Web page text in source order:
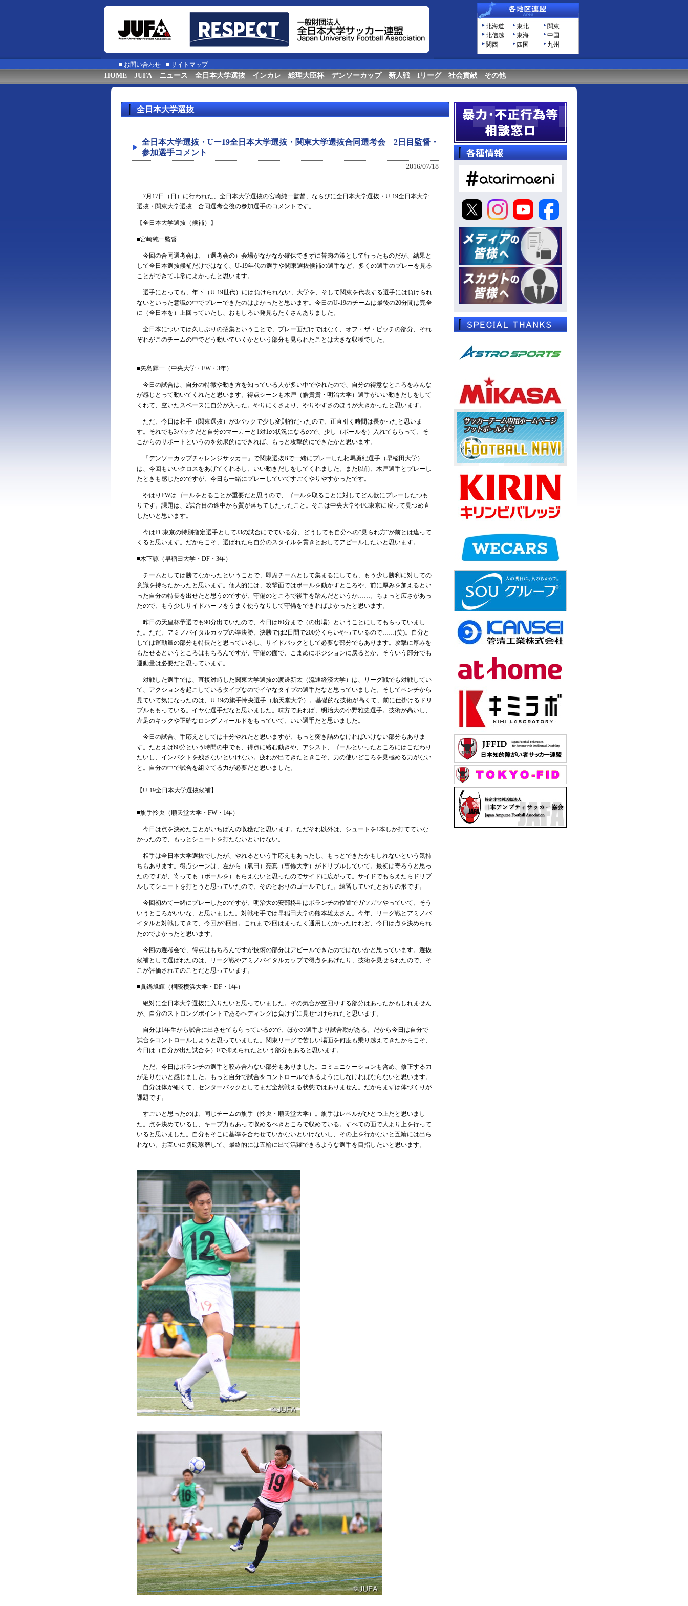
北海道 東北
関東
北信越
東海
中国
関西
四国 九州
■ お問い合わせ ■ サイトマップ
HOME JUFA ニュース 全日本大学選抜 インカレ 総理大臣杯 デンソーカップ 新人戦 Iリーグ 社会貢献 その他
全日本大学選抜
全日本大学選抜・Uー19全日本大学選抜・関東大学選抜合同選考会 2日目監督・
参加選手コメント
2016/07/18
7月17日（日）に行われた、全日本大学選抜の宮崎純一監督、ならびに全日本大学選抜・U-19全日本大学
選抜・関東大学選抜 合同選考会後の参加選手のコメントです。
【全日本大学選抜（候補）】
■宮崎純一監督
今回の合同選考会は、（選考会の）会場がなかなか確保できずに苦肉の策として行ったものだが、結果と
して全日本選抜候補だけではなく、U-19年代の選手や関東選抜候補の選手など、多くの選手のプレーを見る
ことができて非常によかったと思います。
選手にとっても、年下（U-19世代）には負けられない、大学を、そして関東を代表する選手には負けられ
ないといった意識の中でプレーできたのはよかったと思います。今日のU-19のチームは最後の20分間は完全
に（全日本を）上回っていたし、おもしろい発見もたくさんありました。
全日本については久しぶりの招集ということで、プレー面だけではなく、オフ・ザ・ピッチの部分、それ
ぞれがこのチームの中でどう動いていくかという部分も見られたことは大きな収穫でした。
■矢島輝一（中央大学・FW・3年）
今日の試合は、自分の特徴や動き方を知っている人が多い中でやれたので、自分の得意なところをみんな
が感じとって動いてくれたと思います。得点シーンも木戸（皓貴貴・明治大学）選手がいい動きだしをして
くれて、空いたスペースに自分が入った。やりにくさより、やりやすさのほうが大きかったと思います。
ただ、今日は相手（関東選抜）が3バックで少し変則的だったので、正直引く時間は長かったと思いま
す。それでも3バックだと自分のマーカーと1対1の状況になるので、少し（ボールを）入れてもらって、そ
こからのサポートというのを効果的にできれば、もっと攻撃的にできたかと思います。
『デンソーカップチャレンジサッカー』で関東選抜Bで一緒にプレーした相馬勇紀選手（早稲田大学）
は、今回もいいクロスをあげてくれるし、いい動きだしをしてくれました。また以前、木戸選手とプレーし
たときも感じたのですが、今日も一緒にプレーしていてすごくやりやすかったです。
やはりFWはゴールをとることが重要だと思うので、ゴールを取ることに対してどん欲にプレーしたつも
りです。課題は、2試合目の途中から質が落ちてしたったこと。そこは中央大学やFC東京に戻って見つめ直
したいと思います。
今はFC東京の特別指定選手としてJ3の試合にでている分、どうしても自分への“見られ方”が前とは違って
くると思います。だからこそ、選ばれたら自分のスタイルを貫きとおしてアピールしたいと思います。
■木下諒（早稲田大学・DF・3年）
チームとしては勝てなかったということで、即席チームとして集まるにしても、もう少し勝利に対しての
意識を持ちたかったと思います。個人的には、攻撃面ではボールを動かすところや、前に厚みを加えるとい
った自分の特長を出せたと思うのですが、守備のところで後手を踏んだというか……。ちょっと広さがあっ
たので、もう少しサイドハーフをうまく使うなりして守備をできればよかったと思います。
昨日の天皇杯予選でも90分出ていたので、今日は60分まで（の出場）ということにしてもらっていまし
た。ただ、アミノバイタルカップの準決勝、決勝では2日間で200分くらいやっているので……(笑)。自分と
しては運動量の部分も特長だと思っているし、サイドバックとして必要な部分でもあります。攻撃に厚みを
もたせるというところはもちろんですが、守備の面で、こまめにポジションに戻るとか、そういう部分でも
運動量は必要だと思っています。
対戦した選手では、直接対峙した関東大学選抜の渡邊新太（流通経済大学）は、リーグ戦でも対戦してい
て、アクションを起こしているタイプなのでイヤなタイプの選手だなと思っていました。そしてベンチから
見ていて気になったのは、U-19の旗手怜央選手（順天堂大学）。基礎的な技術が高くて、前に仕掛けるドリ
ブルももっている。イヤな選手だなと思いました。味方であれば、明治大の小野雅史選手。技術が高いし、
左足のキックや正確なロングフィールドをもっていて、いい選手だと思いました。
今日の試合、手応えとしては十分やれたと思いますが、もっと突き詰めなければいけない部分もありま
す。たとえば60分という時間の中でも、得点に絡む動きや、アシスト、ゴールといったところにはこだわり
たいし、インパクトを残さないといけない。疲れが出てきたときこそ、力の使いどころを見極める力がない
と。自分の中で試合を組立てる力が必要だと思いました。
【U-19全日本大学選抜候補】
■旗手怜央（順天堂大学・FW・1年）
今日は点を決めたことがいちばんの収穫だと思います。ただそれ以外は、シュートを1本しか打てていな
かったので、もっとシュートを打たないといけない。
相手は全日本大学選抜でしたが、やれるという手応えもあったし、もっとできたかもしれないという気持
ちもあります。得点シーンは、左から（氣田）亮真（専修大学）がドリブルしていて。最初は寄ろうと思っ
たのですが、寄っても（ボールを）もらえないと思ったのでサイドに広がって。サイドでもらえたらドリブ
ルしてシュートを打とうと思っていたので、そのとおりのゴールでした。練習していたとおりの形です。
今回初めて一緒にプレーしたのですが、明治大の安部柊斗はボランチの位置でガツガツやっていて、そう
いうところがいいな、と思いました。対戦相手では早稲田大学の熊本雄太さん。今年、リーグ戦とアミノバ
イタルと対戦してきて、今回が3回目。これまで2回はまったく通用しなかったけれど、今日は点を決められ
たのでよかったと思います。
今回の選考会で、得点はもちろんですが技術の部分はアピールできたのではないかと思っています。選抜
候補として選ばれたのは、リーグ戦やアミノバイタルカップで得点をあげたり、技術を見せられたので、そ
こが評価されてのことだと思っています。
■眞鍋旭輝（桐蔭横浜大学・DF・1年）
絶対に全日本大学選抜に入りたいと思っていました。その気合が空回りする部分はあったかもしれません
が、自分のストロングポイントであるヘディングは負けずに見せつけられたと思います。
自分は1年生から試合に出させてもらっているので、ほかの選手より試合勘がある。だから今日は自分で
試合をコントロールしようと思っていました。関東リーグで苦しい場面を何度も乗り越えてきたからこそ、
今日は（自分が出た試合を）0で抑えられたという部分もあると思います。
ただ、今日はボランチの選手と咬み合わない部分もありました。コミュニケーションも含め、修正する力
が足りないと感じました。もっと自分で試合をコントロールできるようにしなければならないと思います。
自分は体が細くて、センターバックとしてまだ全然戦える状態ではありません。だからまずは体づくりが
課題です。
すごいと思ったのは、同じチームの旗手（怜央・順天堂大学）。旗手はレベルがひとつ上だと思いまし
た。点を決めているし、キープ力もあって収めるべきところで収めている。すべての面で人より上を行って
いると思いました。自分もそこに基準を合わせていかないといけないし、その上を行かないと五輪には出ら
れない。お互いに切磋琢磨して、最終的には五輪に出て活躍できるような選手を目指したいと思います。